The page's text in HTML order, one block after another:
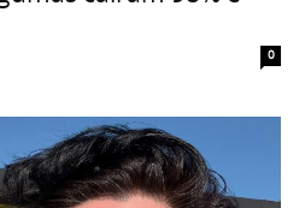
0